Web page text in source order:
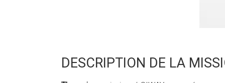
DESCRIPTION DE LA